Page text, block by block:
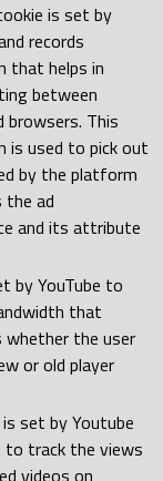
is set by
records
that helps in
between
browsers. This
is used to pick out
by the platform
the ad
and its attribute
by YouTube to
that
whether the user
or old player
is set by Youtube
to track the views
videos on